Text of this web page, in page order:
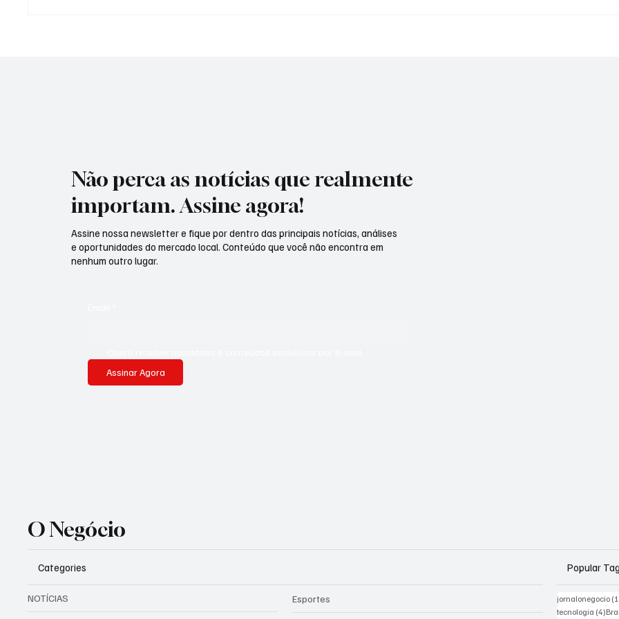
Não perca as notícias que realmente
importam. Assine agora!
Assinar Agora
Assine nossa newsletter e fique por dentro das principais notícias, análises
e oportunidades do mercado local. Conteúdo que você não encontra em
nenhum outro lugar.
O Negócio
Categories
NOTÍCIAS Esportes
Popular
jornalonegocio
tecnologia (4)4